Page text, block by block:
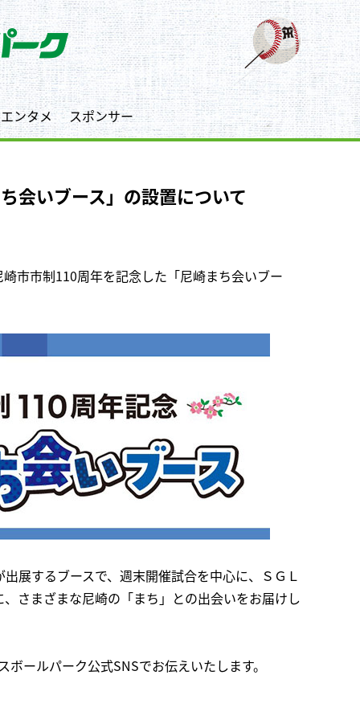
エンタメ スポンサー
会いブース」の設置について
市市制110周年を記念した「尼崎まち会いブー
展するブースで、週末開催試合を中心に、ＳＧＬ
さまざまな尼崎の「まち」との出会いをお届けし
ールパーク公式SNSでお伝えいたします。